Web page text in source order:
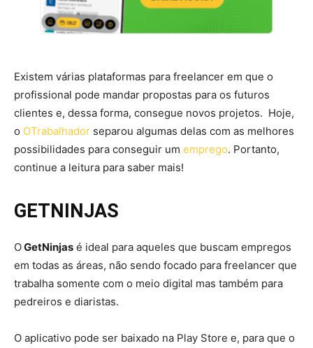
Existem várias plataformas para freelancer em que o
profissional pode mandar propostas para os futuros
clientes e, dessa forma, consegue novos projetos. Hoje,
o OTrabalhador separou algumas delas com as melhores
possibilidades para conseguir um emprego. Portanto,
continue a leitura para saber mais!
GETNINJAS
OGetNinjas é ideal para aqueles que buscam empregos
em todas as áreas, não sendo focado para freelancer que
trabalha somente com o meio digital mas também para
pedreiros e diaristas.
O aplicativo pode ser baixado na Play Store e, para que o